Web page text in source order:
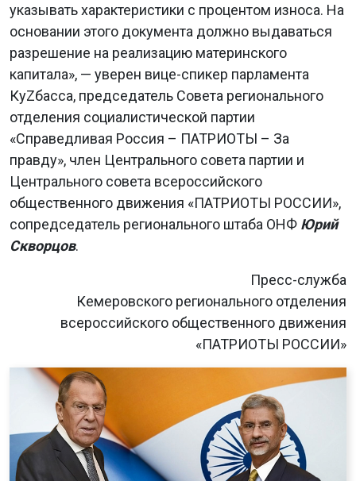
указывать характеристики с процентом износа. На
основании этого документа должно выдаваться
разрешение на реализацию материнского
капитала», — уверен вице-спикер парламента
КуZбасса, председатель Совета регионального
отделения социалистической партии
«Справедливая Россия – ПАТРИОТЫ – За
правду», член Центрального совета партии и
Центрального совета всероссийского
общественного движения «ПАТРИОТЫ РОССИИ»,
сопредседатель регионального штаба ОНФ Юрий
Скворцов.
Пресс-служба
Кемеровского регионального отделения
всероссийского общественного движения
«ПАТРИОТЫ РОССИИ»